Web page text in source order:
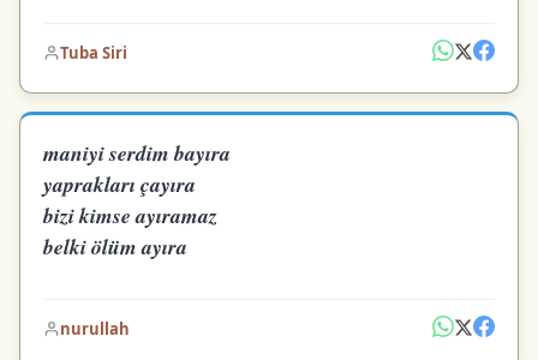
Tuba Siri
maniyi serdim bayıra
yaprakları çayıra
bizi kimse ayıramaz
belki ölüm ayıra
nurullah